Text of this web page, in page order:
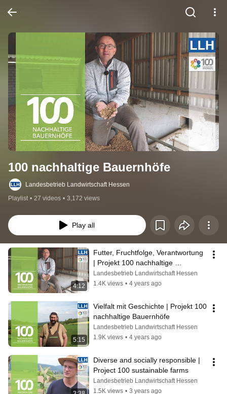
100 nachhaltige Bauernhöfe
Landesbetrieb Landwirtschaft Hessen
Playlist • 27 videos • 3,172 views
Play all
4:12
Futter, Fruchtfolge, Verantwortung
| Projekt 100 nachhaltige
Bauernhöfe
Landesbetrieb Landwirtschaft Hessen
1.4K views • 4 years ago
5:15
Vielfalt mit Geschichte | Projekt 100
nachhaltige Bauernhöfe
Landesbetrieb Landwirtschaft Hessen
1.9K views • 4 years ago
Diverse and socially responsible |
Project 100 sustainable farms
Landesbetrieb Landwirtschaft Hessen
1.5K views • 3 years ago